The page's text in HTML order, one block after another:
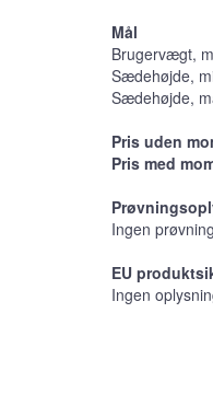
Mål
Brugervægt,
Sædehøjde,
Sædehøjde,
Pris uden
Pris med
Ingen
EU
Ingen